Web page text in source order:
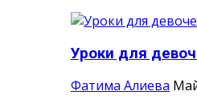
Уроки для
Фатима Алиева